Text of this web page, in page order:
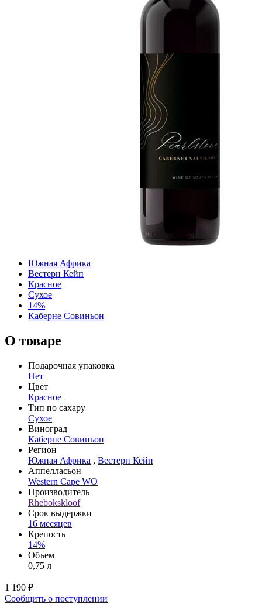
Южная Африка
Вестерн Кейп
Красное
Сухое
14%
Каберне Совиньон
О товаре
Подарочная упаковка
Нет
Цвет
Красное
Тип по сахару
Сухое
Виноград
Каберне Совиньон
Регион
Южная Африка , Вестерн Кейп
Аппелласьон
Western Cape WO
Производитель
Rhebokskloof
Срок выдержки
16 месяцев
Крепость
14%
Объем
0,75 л
1 190 ₽
Сообщить о поступлении